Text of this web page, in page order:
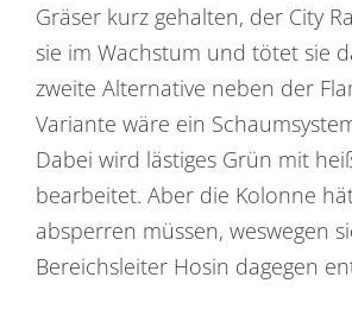
Gräser kurz gehalten, der City
sie im Wachstum und tötet sie
zweite Alternative neben der
Variante wäre ein
Dabei wird lästiges Grün mit
bearbeitet. Aber die Kolonne
absperren müssen, weswegen
Bereichsleiter Hosin dagegen